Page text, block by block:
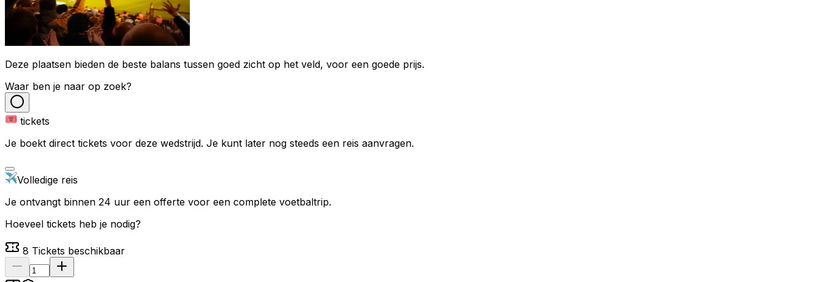
Deze plaatsen bieden de beste balans tussen goed zicht op het veld, voor een goede prijs.
Waar ben je naar op zoek?
tickets
Je boekt direct tickets voor deze wedstrijd. Je kunt later nog steeds een reis aanvragen.
Volledige reis
Je ontvangt binnen 24 uur een offerte voor een complete voetbaltrip.
Hoeveel tickets heb je nodig?
8 Tickets beschikbaar